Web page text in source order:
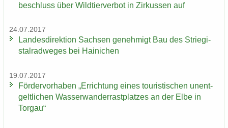
be­schluss über Wild­tier­ver­bot in Zir­kus­sen auf
24.07.2017
Lan­des­di­rek­ti­on Sach­sen ge­neh­migt Bau des Strie­gi­
st­al­rad­we­ges bei Hai­ni­chen
19.07.2017
För­der­vor­ha­ben „Er­rich­tung eines tou­ris­ti­schen un­ent­
gelt­li­chen Was­ser­wan­der­rast­plat­zes an der Elbe in
Tor­gau“